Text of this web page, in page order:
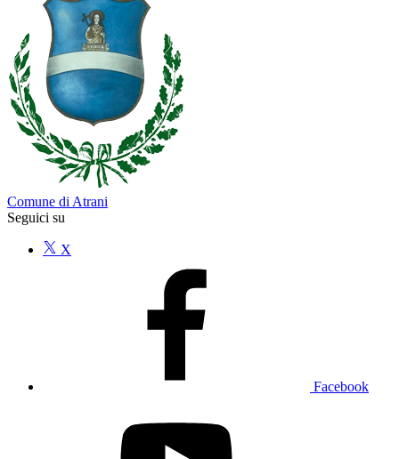
Comune di Atrani
Seguici su
X
Facebook